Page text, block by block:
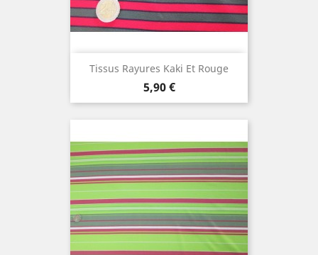
Tissus Rayures Kaki Et Rouge
Prix
5,90 €